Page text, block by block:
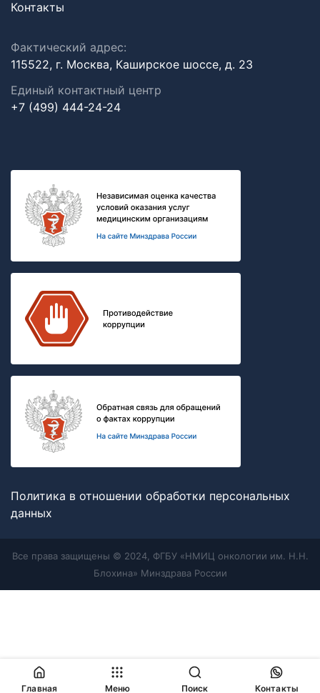
Контакты
Фактический адрес:
115522, г. Москва, Каширское шоссе, д. 23
Единый контактный центр
+7 (499) 444-24-24
Политика в отношении обработки персональных
данных
Все права защищены © 2024, ФГБУ «НМИЦ онкологии им. Н.Н.
Блохина» Минздрава России
Главная Меню Поиск Контакты